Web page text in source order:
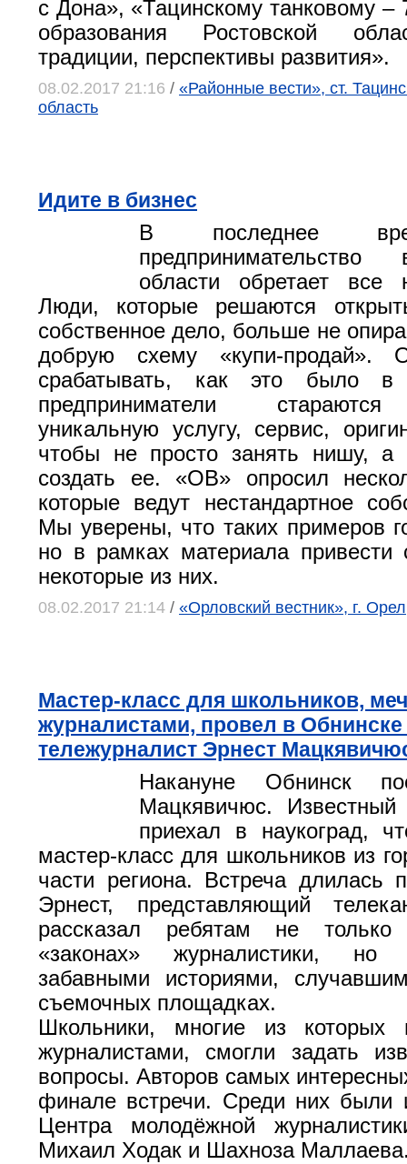
с Дона», «Тацинскому танковому –
образования Ростовской
традиции, перспективы развития».
08.02.2017 21:16 / «Районные вести», ст.
область
Идите в бизнес
В последнее
области обретает
Люди, которые решаются
собственное дело, больше не
добрую схему «купи-продай».
срабатывать, как это было
предприниматели
уникальную услугу, сервис,
чтобы не просто занять нишу, а
создать ее. «ОВ» опросил
которые ведут нестандартное
Мы уверены, что таких примеров
но в рамках материала привести
некоторые из них.
08.02.2017 21:14 / «Орловский вестник», г.
Мастер-класс для школьников,
журналистами, провел в
тележурналист Эрнест
Накануне Обнинск
Мацкявичюс. Известный
приехал в наукоград,
мастер-класс для школьников из
части региона. Встреча длилась
Эрнест, представляющий
рассказал ребятам не
«законах» журналистики,
забавными историями,
съемочных площадках.
Школьники, многие из которых
журналистами, смогли задать
вопросы. Авторов самых
финале встречи. Среди них были
Центра молодёжной
Михаил Ходак и Шахноза